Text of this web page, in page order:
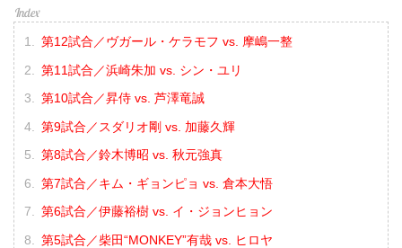
第12試合／ヴガール・ケラモフ vs. 摩嶋一整
第11試合／浜崎朱加 vs. シン・ユリ
第10試合／昇侍 vs. 芦澤竜誠
第9試合／スダリオ剛 vs. 加藤久輝
第8試合／鈴木博昭 vs. 秋元強真
第7試合／キム・ギョンピョ vs. 倉本大悟
第6試合／伊藤裕樹 vs. イ・ジョンヒョン
第5試合／柴田“MONKEY”有哉 vs. ヒロヤ